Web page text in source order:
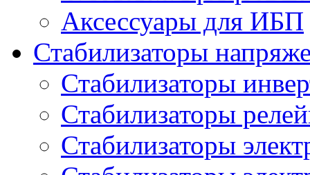
Аксессуары для ИБП
Стабилизаторы
Стабилизаторы
Стабилизаторы
Стабилизаторы